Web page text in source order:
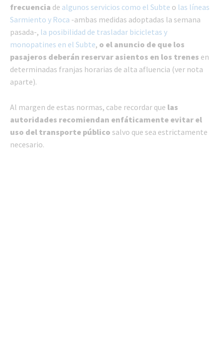
frecuencia de algunos servicios como el Subte o las líneas
Sarmiento y Roca -ambas medidas adoptadas la semana
pasada-, la posibilidad de trasladar bicicletas y
monopatines en el Subte, o el anuncio de que los
pasajeros deberán reservar asientos en los trenes en
determinadas franjas horarias de alta afluencia (ver nota
aparte).
Al margen de estas normas, cabe recordar que las
autoridades recomiendan enfáticamente evitar el
uso del transporte público salvo que sea estrictamente
necesario.